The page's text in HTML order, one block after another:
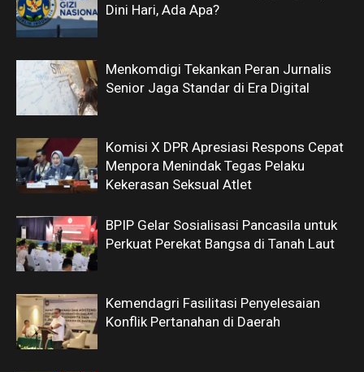
Dini Hari, Ada Apa?
Menkomdigi Tekankan Peran Jurnalis
Senior Jaga Standar di Era Digital
Komisi X DPR Apresiasi Respons Cepat
Menpora Menindak Tegas Pelaku
Kekerasan Seksual Atlet
BPIP Gelar Sosialisasi Pancasila untuk
Perkuat Perekat Bangsa di Tanah Laut
Kemendagri Fasilitasi Penyelesaian
Konflik Pertanahan di Daerah